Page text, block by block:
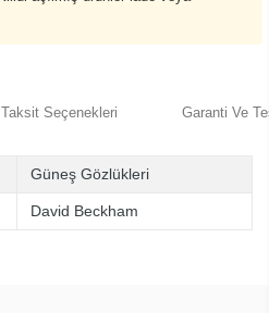
Taksit Seçenekleri Garanti Ve
Güneş Gözlükleri
David Beckham